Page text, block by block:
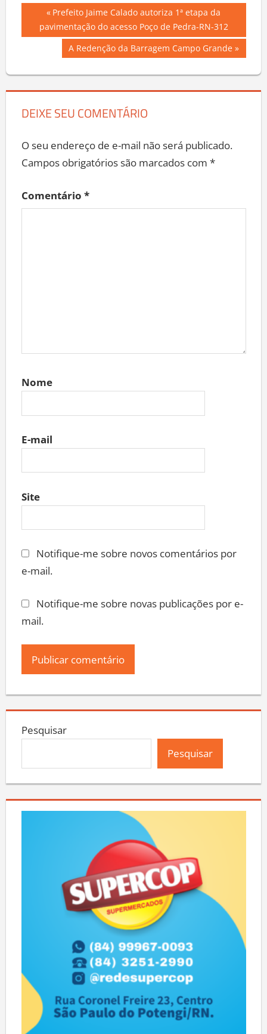
Navegação
de
Previous
Post:
Prefeito Jaime Calado autoriza 1ª etapa da
pavimentação do acesso Poço de Pedra-RN-312
Next
A Redenção da Barragem Campo Grande
DEIXE SEU COMENTÁRIO
O seu endereço de e-mail não será publicado.
Campos obrigatórios são marcados com *
Comentário *
Nome
E-mail
Site
Notifique-me sobre novos comentários por
e-mail.
Notifique-me sobre novas publicações por e-
mail.
Pesquisar
Pesquisar